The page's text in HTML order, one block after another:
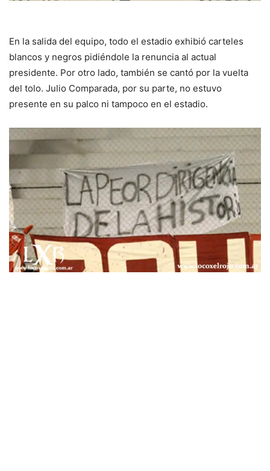
En la salida del equipo, todo el estadio exhibió carteles
blancos y negros pidiéndole la renuncia al actual
presidente. Por otro lado, también se cantó por la vuelta
del tolo. Julio Comparada, por su parte, no estuvo
presente en su palco ni tampoco en el estadio.